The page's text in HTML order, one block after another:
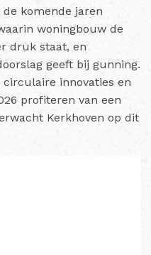
komende jaren
woningbouw de
druk staat, en
geeft bij gunning.
innovaties en
profiteren van een
Kerkhoven op dit